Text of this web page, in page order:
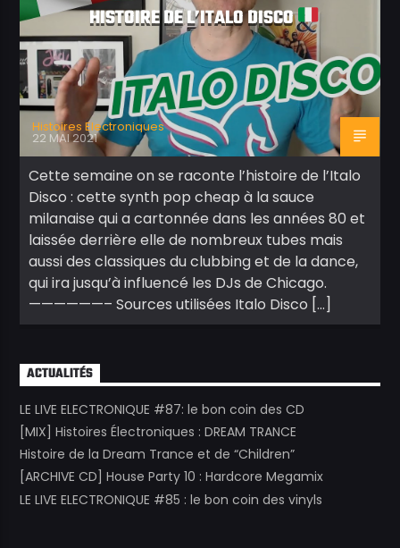
HISTOIRE DE L’ITALO DISCO
Histoires Electroniques
22 MAI 2021
Cette semaine on se raconte l’histoire de l’Italo
Disco : cette synth pop cheap à la sauce
milanaise qui a cartonnée dans les années 80 et
laissée derrière elle de nombreux tubes mais
aussi des classiques du clubbing et de la dance,
qui ira jusqu’à influencé les DJs de Chicago.
——————– Sources utilisées Italo Disco […]
ACTUALITÉS
LE LIVE ELECTRONIQUE #87: le bon coin des CD
[MIX] Histoires Électroniques : DREAM TRANCE
Histoire de la Dream Trance et de “Children”
[ARCHIVE CD] House Party 10 : Hardcore Megamix
LE LIVE ELECTRONIQUE #85 : le bon coin des vinyls